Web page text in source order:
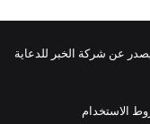
| يصدر عن شركة الخبر للدعاية
الاستخدام